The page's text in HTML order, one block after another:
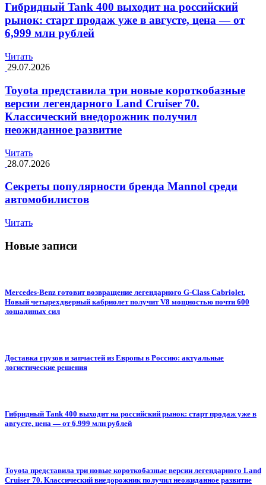
Гибридный Tank 400 выходит на российский
рынок: старт продаж уже в августе, цена — от
6,999 млн рублей
Читать
29.07.2026
Toyota представила три новые короткобазные
версии легендарного Land Cruiser 70.
Классический внедорожник получил
неожиданное развитие
Читать
28.07.2026
Секреты популярности бренда Mannol среди
автомобилистов
Читать
Новые записи
Mercedes-Benz готовит возвращение легендарного G-Class Cabriolet.
Новый четырехдверный кабриолет получит V8 мощностью почти 600
лошадиных сил
Доставка грузов и запчастей из Европы в Россию: актуальные
логистические решения
Гибридный Tank 400 выходит на российский рынок: старт продаж уже в
августе, цена — от 6,999 млн рублей
Toyota представила три новые короткобазные версии легендарного Land
Cruiser 70. Классический внедорожник получил неожиданное развитие